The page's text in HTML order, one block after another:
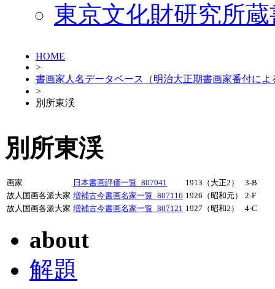
東京文化財研究所
HOME
>
書画家人名データベース（明治大正期書画家番付によ
>
別所東渓
別所東渓
画家 日本書画評価一覧_807041 1913（大正2）
3-B
故人国画各派大家 増補古今書画名家一覧_807116 1926（昭和元）
2-F
故人国画各派大家 増補古今書画名家一覧_807121 1927（昭和2） 4-C
about
解題